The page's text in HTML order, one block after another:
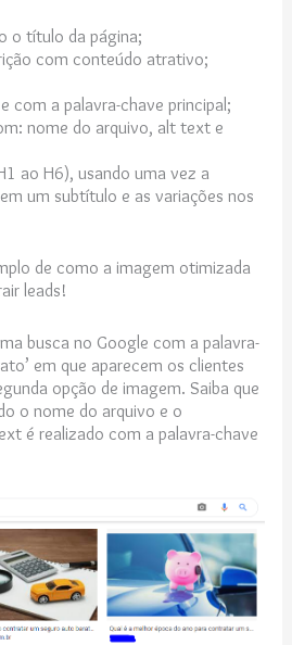
o título da página;
com conteúdo atrativo;
com a palavra-chave principal;
nome do arquivo, alt text e
ao H6), usando uma vez a
um subtítulo e as variações nos
de como a imagem otimizada
leads!
busca no Google com a palavra-
em que aparecem os clientes
opção de imagem. Saiba que
o nome do arquivo e o
é realizado com a palavra-chave